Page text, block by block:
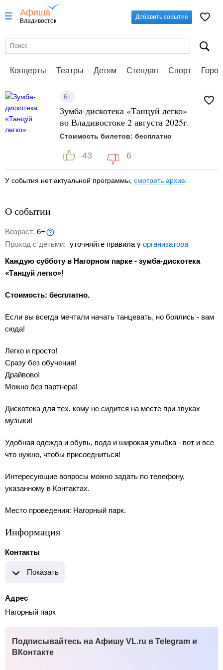
Афиша
Владивосток
Добавить событие
Концерты Театры Детям Стендап Спорт
6+
Зумба-дискотека «Танцуй легко»
во Владивостоке 2 августа 2025г.
Стоимость билетов: бесплатно
43 6
У события нет актуальной программы, смотреть архив
О событии
Возраст: 6+
Проход с детьми: уточняйте правила у организатора
Каждую субботу в Нагорном парке - зумба-дискотека
«Танцуй легко»!
Стоимость: бесплатно.
Если вы всегда мечтали начать танцевать, но боялись - вам
сюда!
Легко и просто!
Сразу без обучения!
Драйвово!
Можно без партнера!
Дискотека для тех, кому не сидится на месте при звуках
музыки!
Удобная одежда и обувь, вода и широкая улыбка - вот и все
что нужно, чтобы присоедниться!
Интересующие вопросы можно задать по телефону,
указанному в Контактах.
Место проведения: Нагорный парк.
Информация
Контакты
Показать
Адрес
Нагорный парк
Подписывайтесь на Афишу VL.ru в Telegram и
ВКонтакте